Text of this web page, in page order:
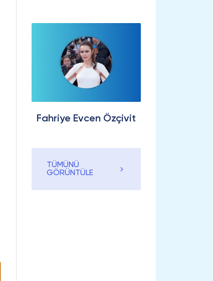
Fahriye Evcen Özçivit
TÜMÜNÜ
GÖRÜNTÜLE